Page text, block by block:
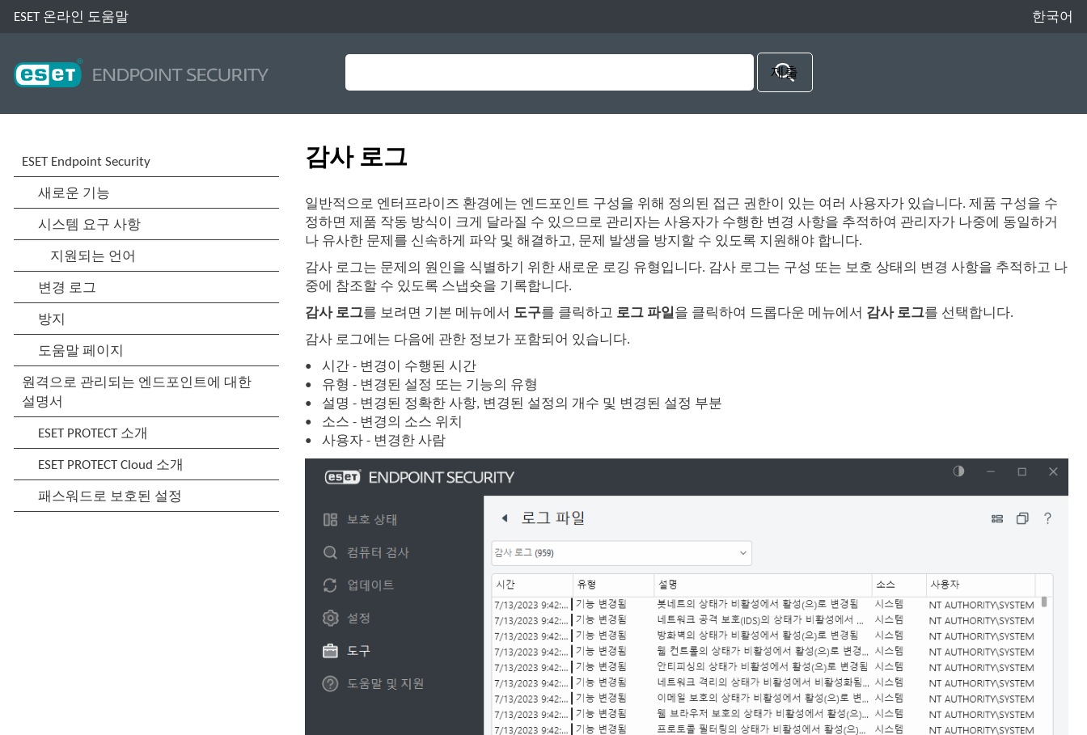
ESET 온라인 도움말 한국어
감사 로그
일반적으로 엔터프라이즈 환경에는 엔드포인트 구성을 위해 정의된 접근 권한이 있는 여러 사용자가 있습니다. 제품 구성을 수
정하면 제품 작동 방식이 크게 달라질 수 있으므로 관리자는 사용자가 수행한 변경 사항을 추적하여 관리자가 나중에 동일하거
나 유사한 문제를 신속하게 파악 및 해결하고, 문제 발생을 방지할 수 있도록 지원해야 합니다.
감사 로그는 문제의 원인을 식별하기 위한 새로운 로깅 유형입니다. 감사 로그는 구성 또는 보호 상태의 변경 사항을 추적하고 나
중에 참조할 수 있도록 스냅숏을 기록합니다.
감사 로그를 보려면 기본 메뉴에서 도구를 클릭하고 로그 파일을 클릭하여 드롭다운 메뉴에서 감사 로그를 선택합니다.
감사 로그에는 다음에 관한 정보가 포함되어 있습니다.
시간 - 변경이 수행된 시간
유형 - 변경된 설정 또는 기능의 유형
설명 - 변경된 정확한 사항, 변경된 설정의 개수 및 변경된 설정 부분
소스 - 변경의 소스 위치
사용자 - 변경한 사람